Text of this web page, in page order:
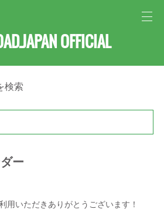
OFFICIAL
検索
ー
用いただきありがとうございます！